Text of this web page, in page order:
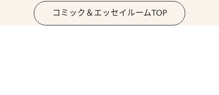
コミック＆エッセイルームTOP